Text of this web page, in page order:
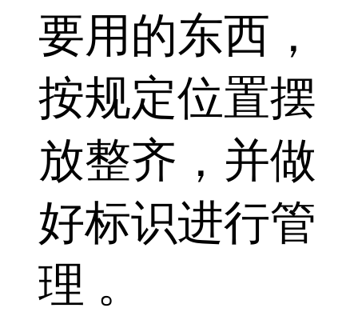
要用的东西，
按规定位置摆
放整齐，并做
好标识进行管
理 。